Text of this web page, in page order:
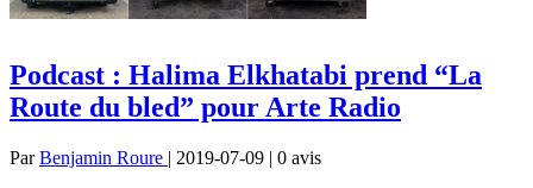
Podcast : Halima Elkhatabi prend “La
Route du bled” pour Arte Radio
ParBenjamin Roure | 2019-07-09 | 0 avis